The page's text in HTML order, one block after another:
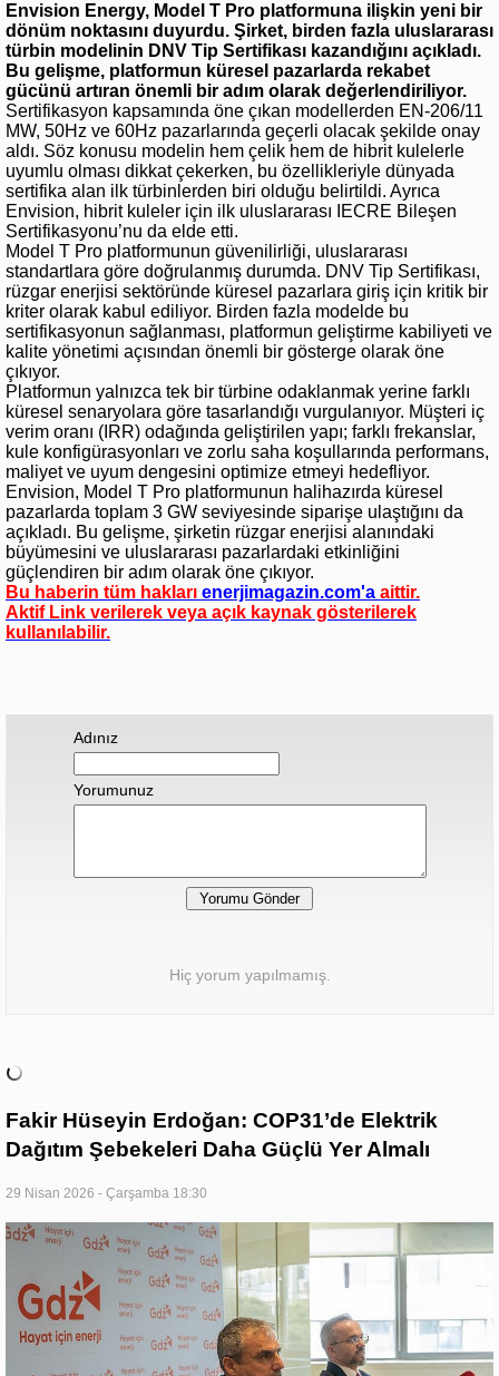
Envision Energy, Model T Pro platformuna ilişkin yeni bir
dönüm noktasını duyurdu. Şirket, birden fazla uluslararası
türbin modelinin DNV Tip Sertifikası kazandığını açıkladı.
Bu gelişme, platformun küresel pazarlarda rekabet
gücünü artıran önemli bir adım olarak değerlendiriliyor.
Sertifikasyon kapsamında öne çıkan modellerden EN-206/11
MW, 50Hz ve 60Hz pazarlarında geçerli olacak şekilde onay
aldı. Söz konusu modelin hem çelik hem de hibrit kulelerle
uyumlu olması dikkat çekerken, bu özellikleriyle dünyada
sertifika alan ilk türbinlerden biri olduğu belirtildi. Ayrıca
Envision, hibrit kuleler için ilk uluslararası IECRE Bileşen
Sertifikasyonu’nu da elde etti.
Model T Pro platformunun güvenilirliği, uluslararası
standartlara göre doğrulanmış durumda. DNV Tip Sertifikası,
rüzgar enerjisi sektöründe küresel pazarlara giriş için kritik bir
kriter olarak kabul ediliyor. Birden fazla modelde bu
sertifikasyonun sağlanması, platformun geliştirme kabiliyeti ve
kalite yönetimi açısından önemli bir gösterge olarak öne
çıkıyor.
Platformun yalnızca tek bir türbine odaklanmak yerine farklı
küresel senaryolara göre tasarlandığı vurgulanıyor. Müşteri iç
verim oranı (IRR) odağında geliştirilen yapı; farklı frekanslar,
kule konfigürasyonları ve zorlu saha koşullarında performans,
maliyet ve uyum dengesini optimize etmeyi hedefliyor.
Envision, Model T Pro platformunun halihazırda küresel
pazarlarda toplam 3 GW seviyesinde siparişe ulaştığını da
açıkladı. Bu gelişme, şirketin rüzgar enerjisi alanındaki
büyümesini ve uluslararası pazarlardaki etkinliğini
güçlendiren bir adım olarak öne çıkıyor.
Bu haberin tüm hakları enerjimagazin.com'a aittir.
Aktif Link verilerek veya açık kaynak gösterilerek
kullanılabilir.
Adınız
Yorumunuz
Hiç yorum yapılmamış.
Fakir Hüseyin Erdoğan: COP31’de Elektrik
Dağıtım Şebekeleri Daha Güçlü Yer Almalı
29 Nisan 2026 - Çarşamba 18:30